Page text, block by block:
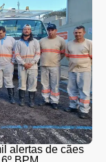
alertas de cães